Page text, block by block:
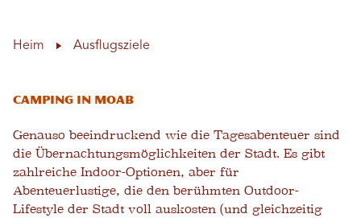
Heim Ausflugsziele
Camping in Moab
Genauso beeindruckend wie die Tagesabenteuer sind
die Übernachtungsmöglichkeiten der Stadt. Es gibt
zahlreiche Indoor-Optionen, aber für
Abenteuerlustige, die den berühmten Outdoor-
Lifestyle der Stadt voll auskosten (und gleichzeitig